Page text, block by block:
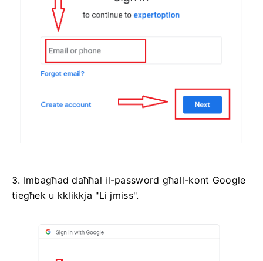
3. Imbagħad daħħal il-password għall-kont Google
tiegħek u kklikkja "Li jmiss".